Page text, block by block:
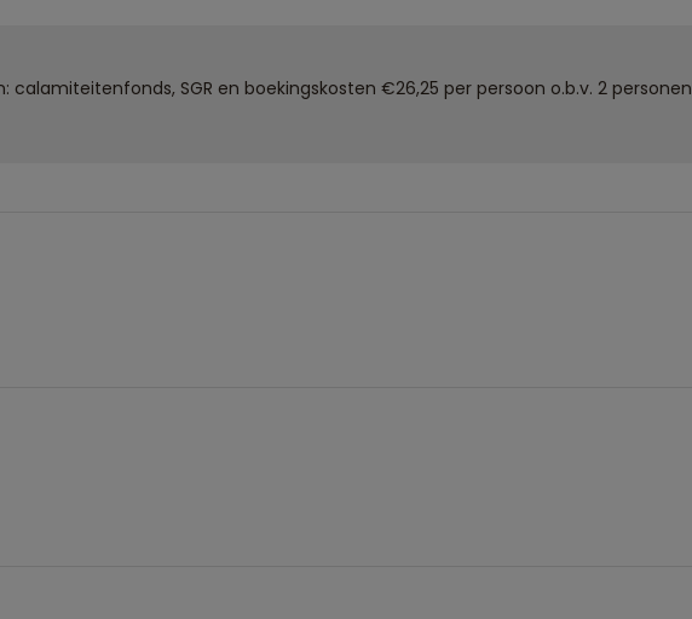
SGR en boekingskosten €26,25 per persoon o.b.v. 2 personen